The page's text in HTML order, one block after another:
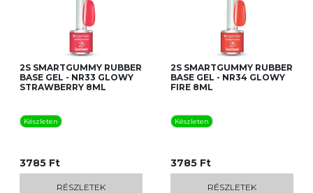
2S SMARTGUMMY RUBBER
BASE GEL - NR33 GLOWY
STRAWBERRY 8ML
Készleten
3785 Ft
RÉSZLETEK
2S SMARTGUMMY RUBBER
BASE GEL - NR34 GLOWY
FIRE 8ML
Készleten
3785 Ft
RÉSZLETEK